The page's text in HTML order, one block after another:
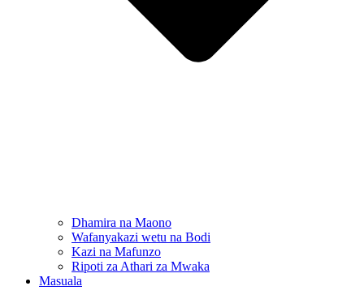
Dhamira na Maono
Wafanyakazi wetu na Bodi
Kazi na Mafunzo
Ripoti za Athari za Mwaka
Masuala